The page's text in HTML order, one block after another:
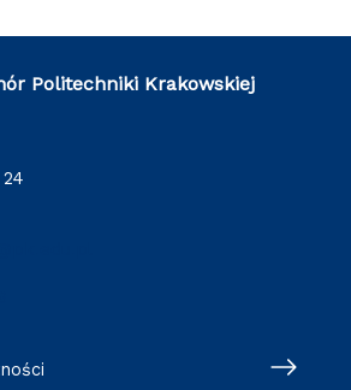
Politechniki Krakowskiej